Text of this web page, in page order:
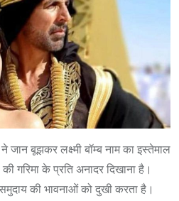
जान बूझकर लक्ष्मी बॉम्ब नाम का इस्तेमाल
गरिमा के प्रति अनादर दिखाना है।
समुदाय की भावनाओं को दुखी करता है।